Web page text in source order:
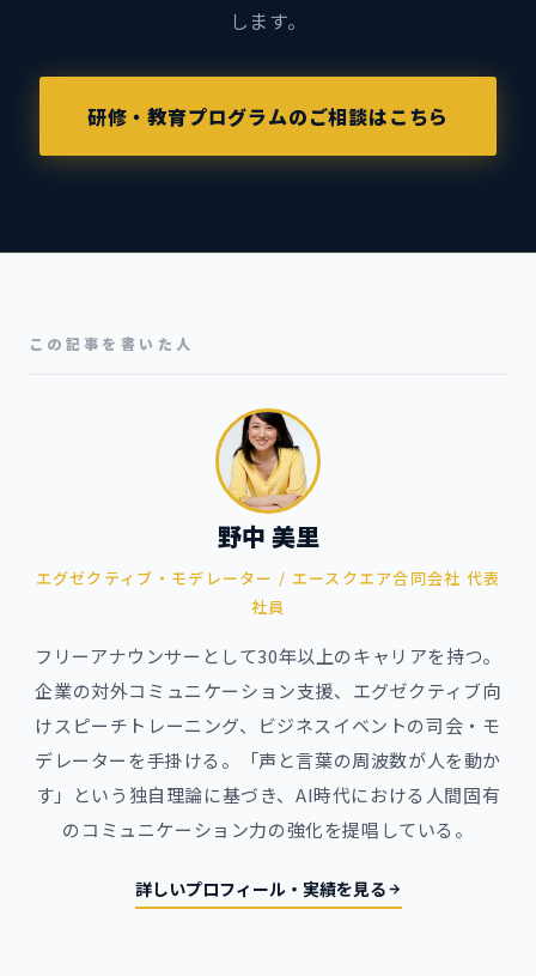
します。
研修・教育プログラムのご相談はこちら
この記事を書いた人
野中 美里
エグゼクティブ・モデレーター / エースクエア合同会社 代表
社員
フリーアナウンサーとして30年以上のキャリアを持つ。
企業の対外コミュニケーション支援、エグゼクティブ向
けスピーチトレーニング、ビジネスイベントの司会・モ
デレーターを手掛ける。「声と言葉の周波数が人を動か
す」という独自理論に基づき、AI時代における人間固有
のコミュニケーション力の強化を提唱している。
詳しいプロフィール・実績を見る